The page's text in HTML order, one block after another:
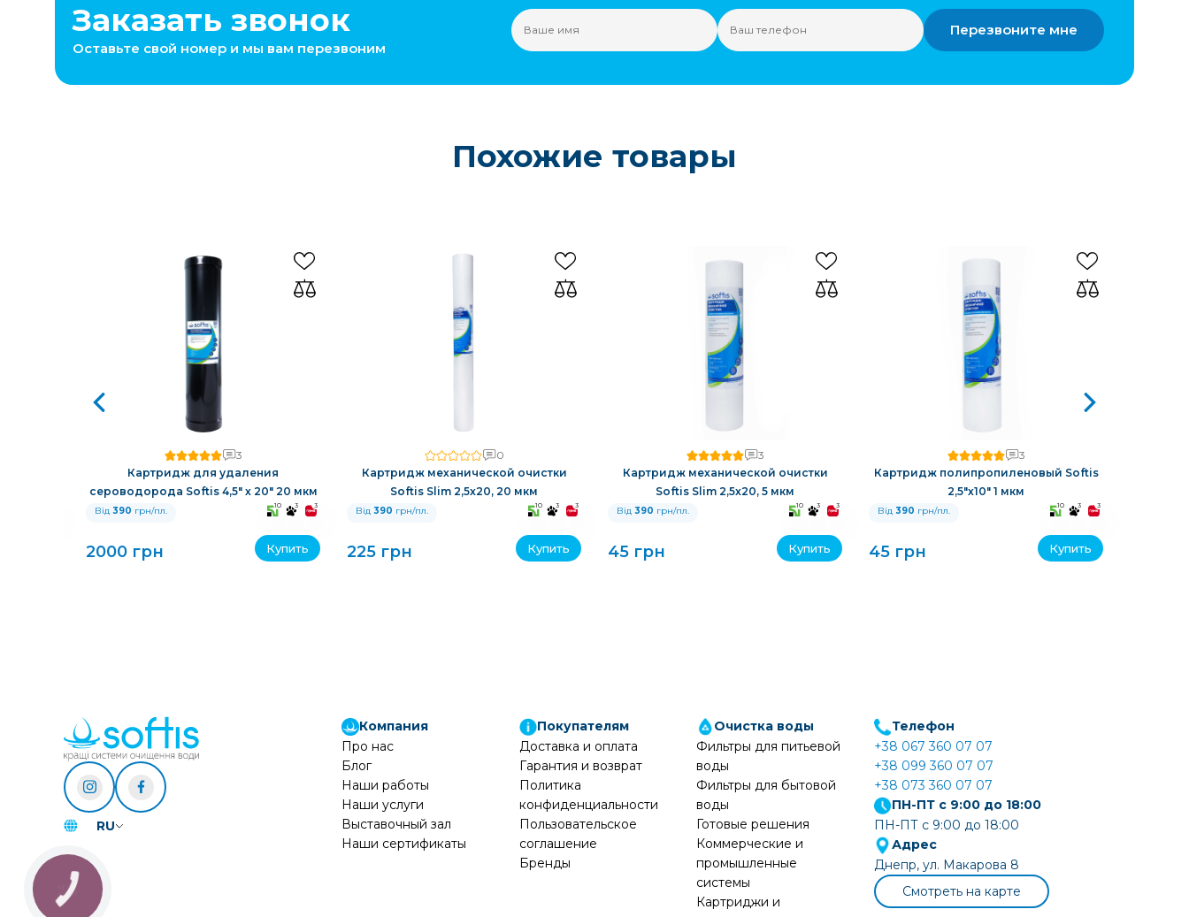
Заказать звонок
Оставьте свой номер и мы вам перезвоним
Перезвоните мне
Похожие товары
3
Картридж для удаления
сероводорода Softis 4,5" х 20" 20 мкм
Від 390 грн/пл. 10 3 3
2000 грн Купить
0
Картридж механической очистки
Softis Slim 2,5x20, 20 мкм
Від 390 грн/пл. 10 3 3
225 грн Купить
3
Картридж механической очистки
Softis Slim 2,5x20, 5 мкм
Від 390 грн/пл. 10 3 3
45 грн Купить
3
Картридж полипропиленовый Softis
2,5"х10" 1 мкм
Від 390 грн/пл. 10 3 3
45 грн Купить
RU
Компания
Про нас
Блог
Наши работы
Наши услуги
Выставочный зал
Наши сертификаты
Покупателям
Доставка и оплата
Гарантия и возврат
Политика
конфиденциальности
Пользовательское
соглашение
Бренды
Очистка воды
Фильтры для питьевой
воды
Фильтры для бытовой
воды
Готовые решения
Коммерческие и
промышленные
системы
Картриджи и
Телефон
+38 067 360 07 07
+38 099 360 07 07
+38 073 360 07 07
ПН-ПТ с 9:00 до 18:00
ПН-ПТ с 9:00 до 18:00
Адрес
Днепр, ул. Макарова 8
Смотреть на карте